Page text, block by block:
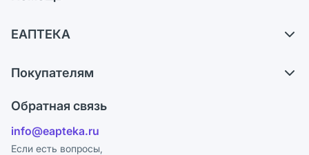
Самовывоз из аптек
Ответы на вопросы
Блог
ЕАПТЕКА
Карьера
Поставщики
Лицензия
Реклама на сайте
Покупателям
Программа СберСпасибо
Обратная связь
info@eapteka.ru
Если есть вопросы,